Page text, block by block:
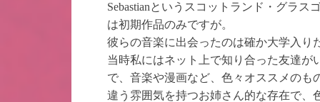
Sebastianというスコットランド・グラ
は初期作品のみですが。
彼らの音楽に出会ったのは確か大学入り
当時私にはネット上で知り合った友達が
で、音楽や漫画など、色々オススメの
違う雰囲気を持つお姉さん的な存在で、